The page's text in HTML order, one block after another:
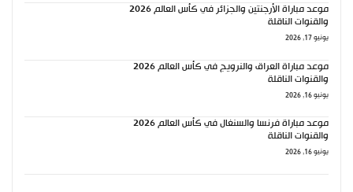
موعد مباراة الأرجنتين والجزائر في كأس العالم 2026
والقنوات الناقلة
يونيو 17, 2026
موعد مباراة العراق والنرويج في كأس العالم 2026
والقنوات الناقلة
يونيو 16, 2026
موعد مباراة فرنسا والسنغال في كأس العالم 2026
والقنوات الناقلة
يونيو 16, 2026